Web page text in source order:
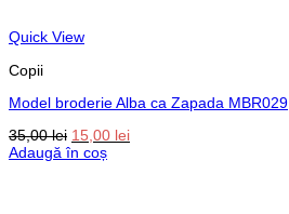
Quick View
Copii
Model broderie Alba ca Zapada MBR029
35,00lei Prețul
inițial
15,00 leiPrețul
Adaugă în coș